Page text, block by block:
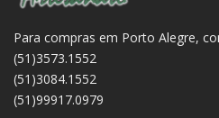
Para compras em Porto Alegre,
(51)3573.1552
(51)3084.1552
(51)99917.0979